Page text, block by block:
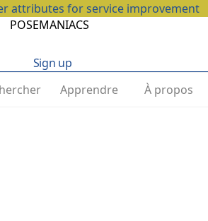
attributes for service improvement
POSEMANIACS
Sign up
Apprendre À propos